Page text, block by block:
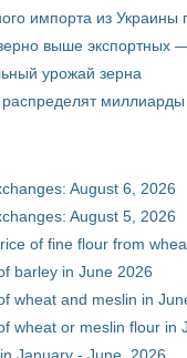
импорта из
выше экспортных
урожай зерна
August 6, 2026
August 5, 2026
of fine flour from
barley in June 2026
wheat and meslin in
wheat or meslin flour in